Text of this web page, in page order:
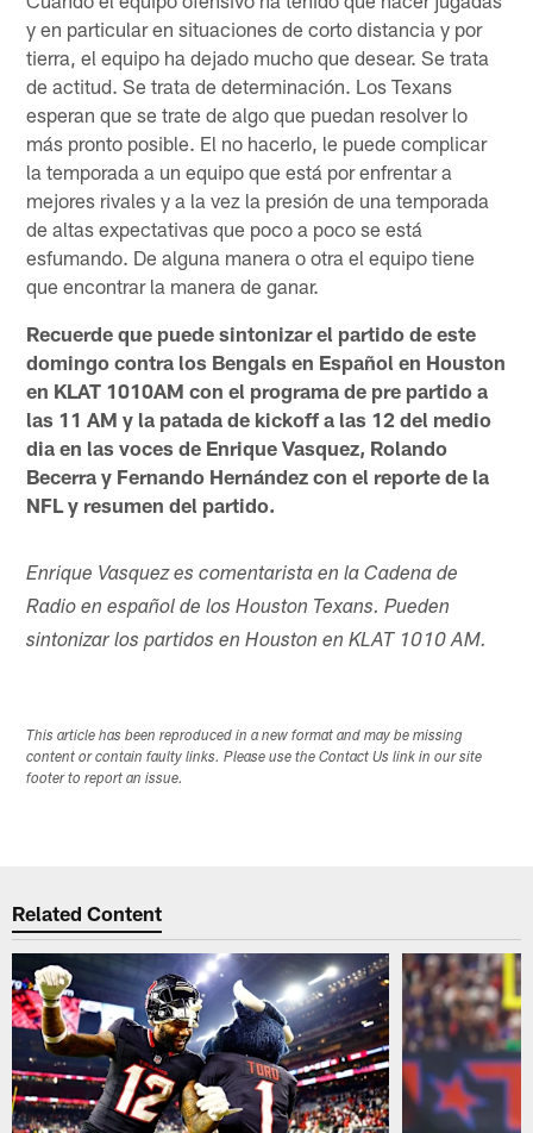
y en particular en situaciones de corto distancia y por
tierra, el equipo ha dejado mucho que desear. Se trata
de actitud. Se trata de determinación. Los Texans
esperan que se trate de algo que puedan resolver lo
más pronto posible. El no hacerlo, le puede complicar
la temporada a un equipo que está por enfrentar a
mejores rivales y a la vez la presión de una temporada
de altas expectativas que poco a poco se está
esfumando. De alguna manera o otra el equipo tiene
que encontrar la manera de ganar.
Recuerde que puede sintonizar el partido de este
domingo contra los Bengals en Español en Houston
en KLAT 1010AM con el programa de pre partido a
las 11 AM y la patada de kickoff a las 12 del medio
dia en las voces de Enrique Vasquez, Rolando
Becerra y Fernando Hernández con el reporte de la
NFL y resumen del partido.
Enrique Vasquez es comentarista en la Cadena de
Radio en español de los Houston Texans. Pueden
sintonizar los partidos en Houston en KLAT 1010 AM.
This article has been reproduced in a new format and may be missing
content or contain faulty links. Please use the Contact Us link in our site
footer to report an issue.
Related Content